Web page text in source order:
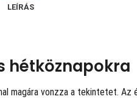
LEÍRÁS
hétköznapokra
magára vonzza a tekintetet.